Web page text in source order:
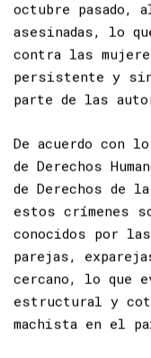
Mujeres por la
octubre pasado,
asesinadas, lo
contra las
persistente y
De acuerdo con
de Derechos
de Derechos de
estos crímenes
conocidos por
parejas,
cercano, lo que
estructural y